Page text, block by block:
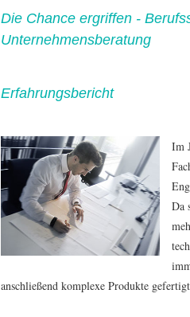
Die Chance ergriffen -
Unternehmensberatung
Erfahrungsbericht
Im
Da
anschließend komplexe Produkte